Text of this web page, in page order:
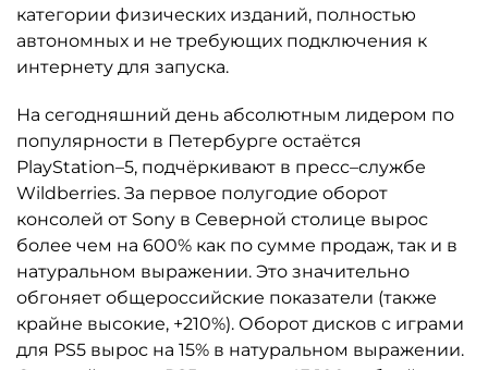
категории физических изданий, полностью
автономных и не требующих подключения к
интернету для запуска.
На сегодняшний день абсолютным лидером по
популярности в Петербурге остаётся
PlayStation–5, подчёркивают в пресс–службе
Wildberries. За первое полугодие оборот
консолей от Sony в Северной столице вырос
более чем на 600% как по сумме продаж, так и в
натуральном выражении. Это значительно
обгоняет общероссийские показатели (также
крайне высокие, +210%). Оборот дисков с играми
для PS5 вырос на 15% в натуральном выражении.